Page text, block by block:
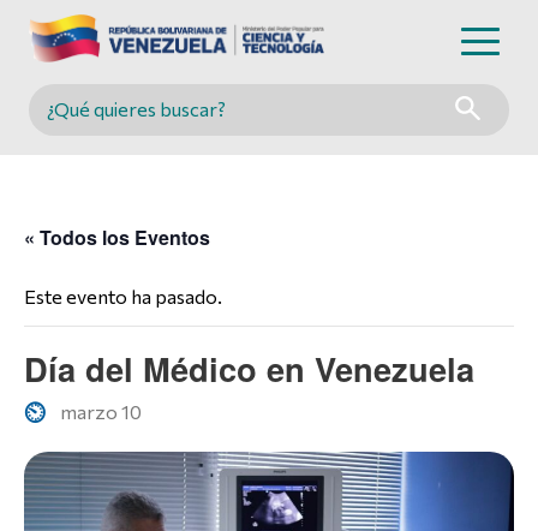
Buscar en MINCYT
« Todos los Eventos
Este evento ha pasado.
Día del Médico en Venezuela
marzo 10